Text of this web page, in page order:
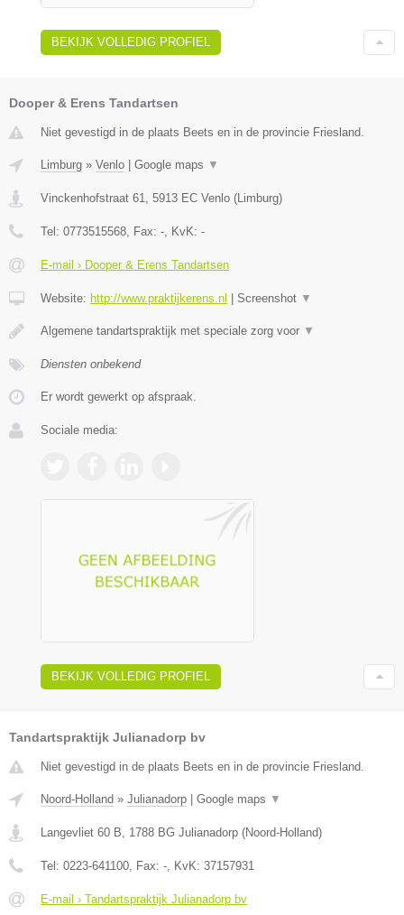
BEKIJK VOLLEDIG PROFIEL
Dooper & Erens Tandartsen
Niet gevestigd in de plaats Beets en in de provincie Friesland.
Limburg » Venlo Google maps ▼
Vinckenhofstraat 61, 5913 EC Venlo (Limburg)
Tel: 0773515568, Fax: -, KvK: -
E-mail › Dooper & Erens Tandartsen
Website: http://www.praktijkerens.nl Screenshot ▼
Algemene tandartspraktijk met speciale zorg voor ▼
Diensten onbekend
Er wordt gewerkt op afspraak.
Sociale media:
BEKIJK VOLLEDIG PROFIEL
Tandartspraktijk Julianadorp bv
Niet gevestigd in de plaats Beets en in de provincie Friesland.
Noord-Holland » Julianadorp Google maps ▼
Langevliet 60 B 1788 BG Julianadorp (Noord-Holland)
Tel: 0223-641100 , Fax: - , KvK: 37157931
E-mail › Tandartspraktijk Julianadorp bv